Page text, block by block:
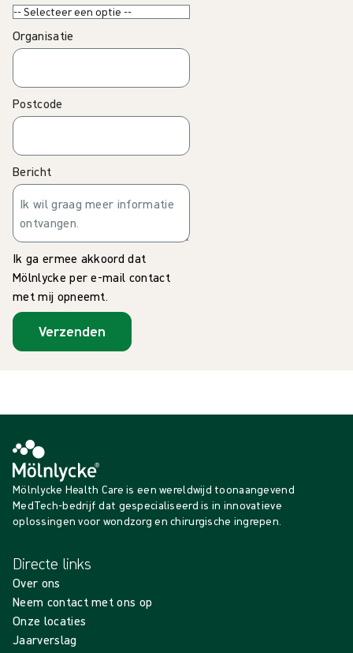
Organisatie
Postcode
Bericht
Ik ga ermee akkoord dat
Mölnlycke per e-mail contact
met mij opneemt.
Verzenden
Mölnlycke Health Care is een wereldwijd toonaangevend
MedTech-bedrijf dat gespecialiseerd is in innovatieve
oplossingen voor wondzorg en chirurgische ingrepen.
Directe links
Over ons
Neem contact met ons op
Onze locaties
Jaarverslag